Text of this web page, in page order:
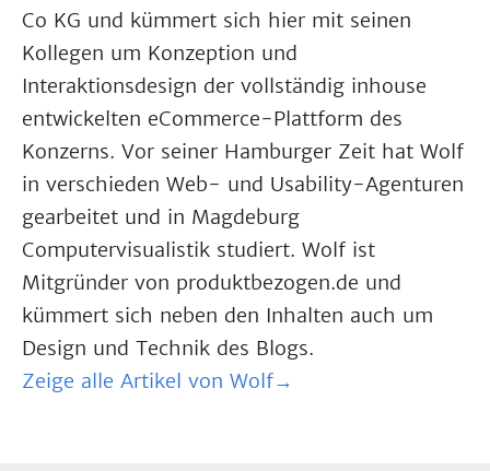
Co KG und kümmert sich hier mit seinen
Kollegen um Konzeption und
Interaktionsdesign der vollständig inhouse
entwickelten eCommerce-Plattform des
Konzerns. Vor seiner Hamburger Zeit hat Wolf
in verschieden Web- und Usability-Agenturen
gearbeitet und in Magdeburg
Computervisualistik studiert. Wolf ist
Mitgründer von produktbezogen.de und
kümmert sich neben den Inhalten auch um
Design und Technik des Blogs.
Zeige alle Artikel von Wolf→